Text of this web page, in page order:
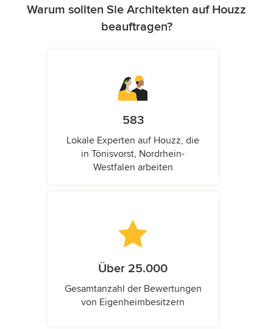
Warum sollten Sie Architekten auf Houzz
beauftragen?
583
Lokale Experten auf Houzz, die
in Tönisvorst, Nordrhein-
Westfalen arbeiten
Über 25.000
Gesamtanzahl der Bewertungen
von Eigenheimbesitzern